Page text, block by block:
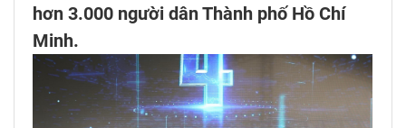
hơn 3.000 người dân Thành phố Hồ Chí
Minh.